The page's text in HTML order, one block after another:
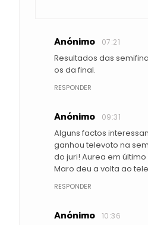
Anónimo 07:21
Resultados das
os da final.
RESPONDER
Anónimo 09:31
Alguns factos
ganhou televoto na
do juri! Aurea em
Maro deu a volta ao
RESPONDER
Anónimo 10:36